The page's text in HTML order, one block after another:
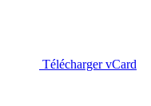
Télécharger vCard